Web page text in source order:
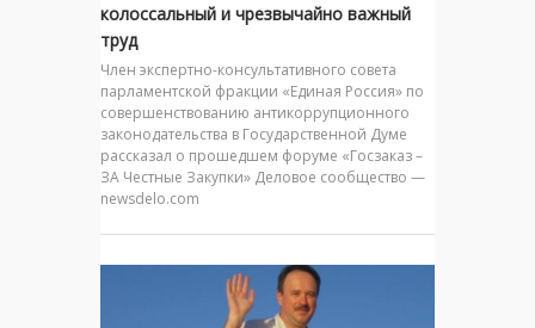
колоссальный и чрезвычайно важный
труд
Член экспертно-консультативного совета
парламентской фракции «Единая Россия» по
совершенствованию антикоррупционного
законодательства в Государственной Думе
рассказал о прошедшем форуме «Госзаказ –
ЗА Честные Закупки» Деловое сообщество —
newsdelo.com